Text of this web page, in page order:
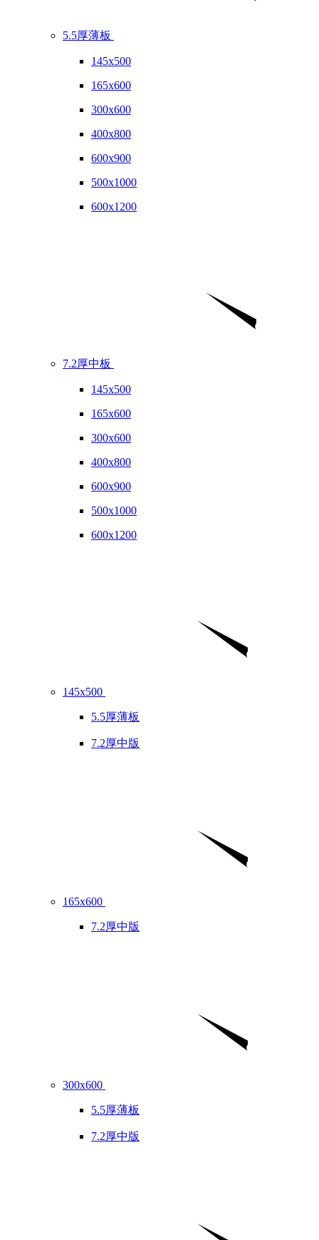
5.5厚薄板
145x500
165x600
300x600
400x800
600x900
500x1000
600x1200
7.2厚中板
145x500
165x600
300x600
400x800
600x900
500x1000
600x1200
145x500
5.5厚薄板
7.2厚中版
165x600
7.2厚中版
300x600
5.5厚薄板
7.2厚中版